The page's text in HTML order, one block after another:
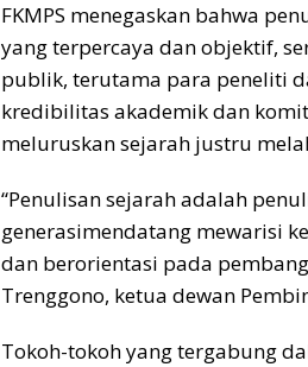
FKMPS menegaskan bahwa
yang terpercaya dan objektif,
publik, terutama para peneliti
kredibilitas akademik dan
meluruskan sejarah justru
“Penulisan sejarah adalah
generasimendatang mewarisi
dan berorientasi pada
Trenggono, ketua dewan
Tokoh-tokoh yang tergabung